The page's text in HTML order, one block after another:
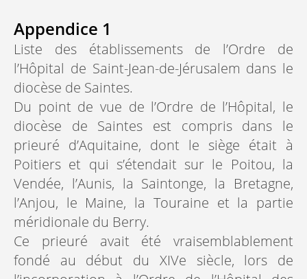
Appendice 1
Liste des établissements de l’Ordre de
l’Hôpital de Saint-Jean-de-Jérusalem dans le
diocèse de Saintes.
Du point de vue de l’Ordre de l’Hôpital, le
diocèse de Saintes est compris dans le
prieuré d’Aquitaine, dont le siège était à
Poitiers et qui s’étendait sur le Poitou, la
Vendée, l’Aunis, la Saintonge, la Bretagne,
l’Anjou, le Maine, la Touraine et la partie
méridionale du Berry.
Ce prieuré avait été vraisemblablement
fondé au début du XIVe siècle, lors de